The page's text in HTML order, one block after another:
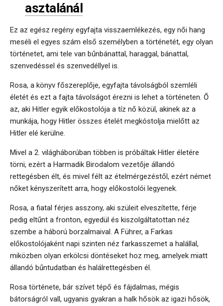
asztalánál
Ez az egész regény egyfajta visszaemlékezés, egy női hang
meséli el egyes szám első személyben a történetét, egy olyan
történetet, ami tele van bűnbánattal, haraggal, bánattal,
szenvedéssel és szenvedéllyel is.
Rosa, a könyv főszereplője, egyfajta távolságból szemléli
életét és ezt a fajta távolságot érezni is lehet a történeten. Ő
az, aki Hitler egyik előkostolója a tíz nő közül, akinek az a
munkája, hogy Hitler összes ételét megkóstolja mielőtt az
Hitler elé kerülne.
Mivel a 2. világháborúban többen is próbáltak Hitler életére
törni, ezért a Harmadik Birodalom vezetője állandó
rettegésben élt, és mivel félt az ételmérgezéstől, ezért német
nőket kényszerített arra, hogy előkostolói legyenek.
Rosa, a fiatal férjes asszony, aki szüleit elveszítette, férje
pedig eltűnt a fronton, egyedül és kiszolgáltatottan néz
szembe a háború borzalmaival. A Führer, a Farkas
előkostolójaként napi szinten néz farkasszemet a halállal,
miközben olyan erkölcsi döntéseket hoz meg, amelyek miatt
állandó bűntudatban és halálrettegésben él.
Rosa története, bár szívet tépő és fájdalmas, mégis
bátorságról vall, ugyanis gyakran a halk hősök az igazi hősök,